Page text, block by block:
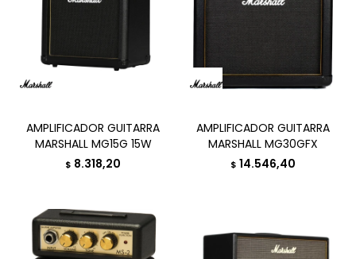
AMPLIFICADOR GUITARRA
MARSHALL MG15G 15W
$ 8.318,20
AMPLIFICADOR GUITARRA
MARSHALL MG30GFX
$ 14.546,40